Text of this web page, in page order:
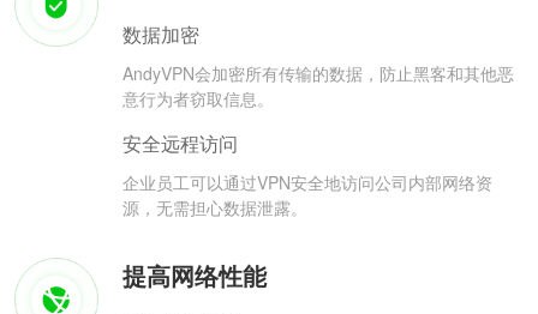
数据加密
AndyVPN会加密所有传输的数据，防止黑客和其他恶
意行为者窃取信息。
安全远程访问
企业员工可以通过VPN安全地访问公司内部网络资
源，无需担心数据泄露。
提高网络性能